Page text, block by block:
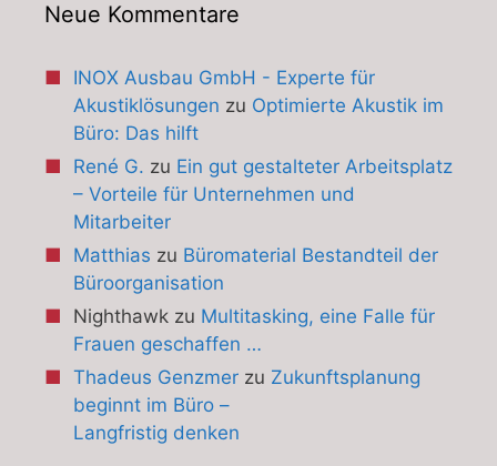
Neue Kommentare
INOX Ausbau GmbH - Experte für
Akustiklösungen zu Optimierte Akustik im
Büro: Das hilft
René G. zu Ein gut gestalteter Arbeitsplatz
– Vorteile für Unternehmen und
Mitarbeiter
Matthias zu Büromaterial Bestandteil der
Büroorganisation
Nighthawkzu Multitasking, eine Falle für
Frauen geschaffen …
Thadeus Genzmerzu Zukunftsplanung
beginnt im Büro –
Langfristig denken